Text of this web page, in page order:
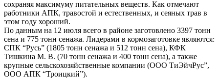
сохраняя максимуму питательных веществ. Как отмечают
работники АПК, травостой и естественных, и сеяных трав в
этом году хороший.
По данным на 12 июля всего в районе заготовлено 3397 тонн
сена и 775 тонн сенажа. Лидерами в кормозаготовке являются:
СПК “Русь” (1805 тонн сенажа и 512 тонн сена), КФК
Тишкина М. В. (70 тонн сенажа и 400 тонн сена), а также
крупные сельскохозяйственные компании (ООО ТиЭйчРус”,
ООО АПК “Троицкий”).